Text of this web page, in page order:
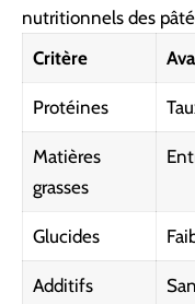
nutritionnels des
Critère
Protéines
Matières
grasses
Glucides
Additifs